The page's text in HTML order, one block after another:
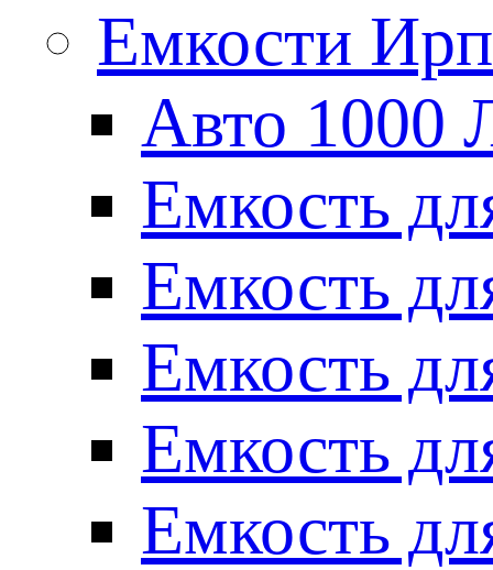
Емкости
Авто 1000
Емкость
Емкость
Емкость
Емкость
Емкость